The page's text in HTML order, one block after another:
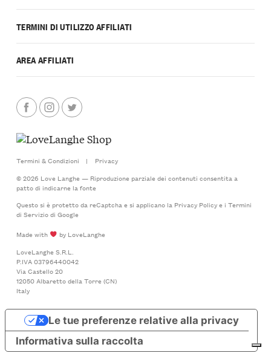
TERMINI DI UTILIZZO AFFILIATI
AREA AFFILIATI
Termini & Condizioni |
Privacy
© 2026 Love Langhe — Riproduzione parziale dei contenuti consentita a
patto di indicarne la fonte
Questo si è protetto da reCaptcha e si applicano la Privacy Policye i Termini
di Serviziodi Google
Made with
by LoveLanghe
LoveLanghe S.R.L.
P.IVA 03796440042
Via Castello 20
12050 Albaretto della Torre (CN)
Italy
Informativa sulla raccolta
Le tue preferenze relative alla privacy